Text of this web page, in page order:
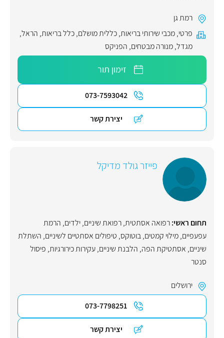
רמת גן
פרטי,מכבי שירותי בריאות,כללית מושלם,כלל בריאות, הראל,
מגדל,מנורה מבטחים, הפניקס
זימון תור
073-7593042
יצירת קשר
פייזר גולד מדיקל
תחום ראשי:רפואה אסתטית,רפואת שיניים,ילדים, הרמת
עפעפיים,מילוי קמטים,בוטוקס, טיפולים אסתטיים לשיניים, השתלת
שיניים, אסתטיקת הפה, הלבנת שיניים,עקירות כירורגיות, פיסול
סנטר
ירושלים
073-7798251
יצירת קשר